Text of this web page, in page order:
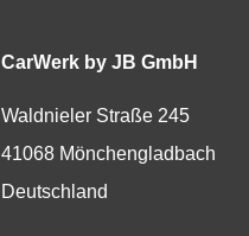
CarWerk by JB GmbH
Waldnieler Straße 245
41068 Mönchengladbach
Deutschland